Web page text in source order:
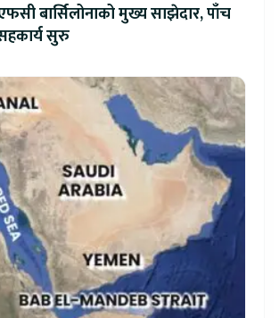
बार्सिलोनाको मुख्य साझेदार, पाँच
सुरु